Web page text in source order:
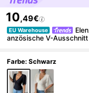
10,49€
EU Warehouse
anzösische V-
Farbe: Schwarz